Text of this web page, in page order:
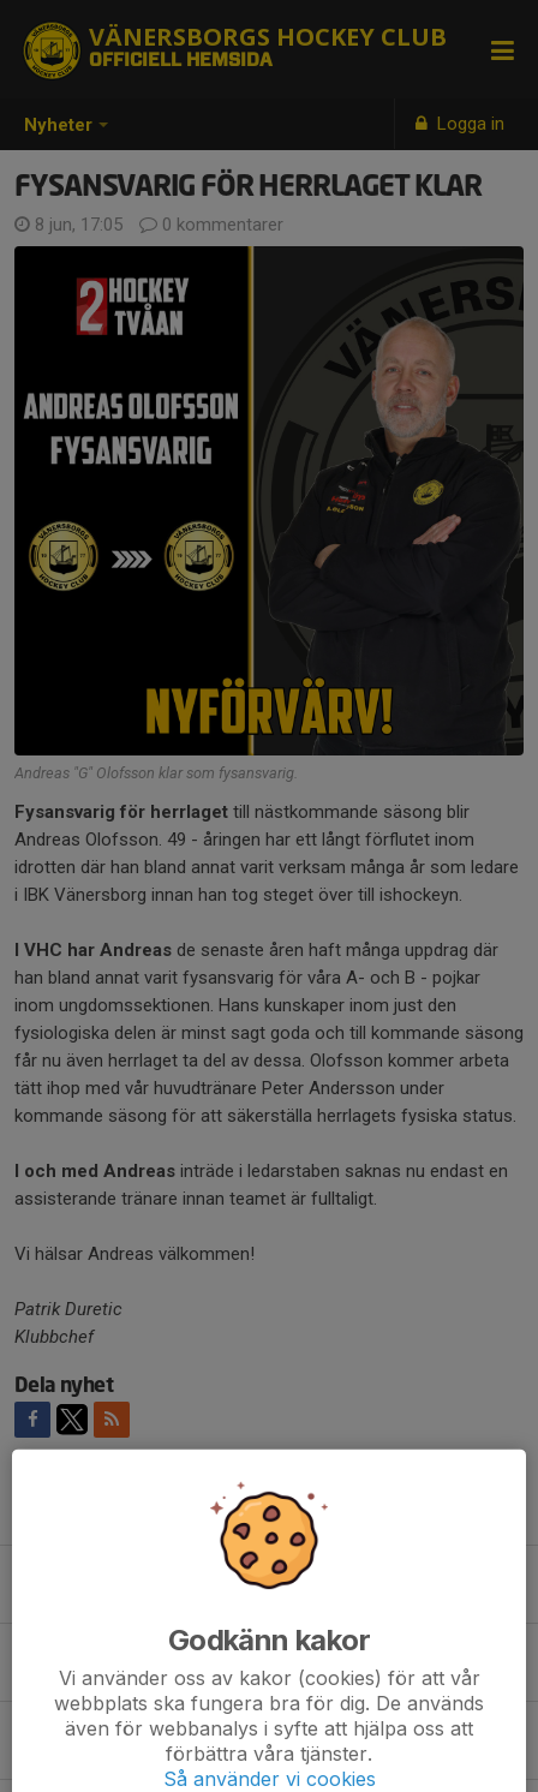
Nyheter Logga in
VÄNERSBORGS HOCKEY CLUB
OFFICIELL HEMSIDA
FYSANSVARIG FÖR HERRLAGET KLAR
8 jun, 17:05 0 kommentarer
Andreas "G" Olofsson klar som fysansvarig.
Fysansvarig för herrlaget till nästkommande säsong blir
Andreas Olofsson. 49 - åringen har ett långt förflutet inom
idrotten där han bland annat varit verksam många år som ledare
i IBK Vänersborg innan han tog steget över till ishockeyn.
I VHC har Andreas de senaste åren haft många uppdrag där
han bland annat varit fysansvarig för våra A- och B - pojkar
inom ungdomssektionen. Hans kunskaper inom just den
fysiologiska delen är minst sagt goda och till kommande säsong
får nu även herrlaget ta del av dessa. Olofsson kommer arbeta
tätt ihop med vår huvudtränare Peter Andersson under
kommande säsong för att säkerställa herrlagets fysiska status.
I och med Andreas inträde i ledarstaben saknas nu endast en
assisterande tränare innan teamet är fulltaligt.
Vi hälsar Andreas välkommen!
Patrik Duretic
Klubbchef
Dela nyhet
WILLIAM SKOOGH FLYTTAS UPP
STORT TACK!
2 aug, 11:43 0
SÄSONGSKORT 2026 - 27
31 jul, 12:29 0
Godkänn kakor
Vi använder oss av kakor (cookies) för att vår
webbplats ska fungera bra för dig. De används
även för webbanalys i syfte att hjälpa oss att
förbättra våra tjänster.
Så använder vi cookies